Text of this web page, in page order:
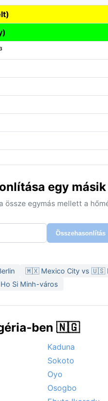
egy
egymás mellett a
Összehasonlítás
🇲🇽 Mexico City vs 🇺🇸
Si Minh-város
ben 🇳🇬
Kaduna
Sokoto
Oyo
Osogbo